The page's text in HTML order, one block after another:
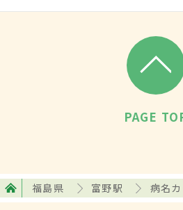
PAGE
福島県 富野駅 病名